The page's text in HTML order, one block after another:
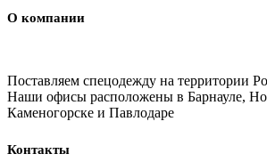
О компании
Поставляем спецодежду на территории
Наши офисы расположены в Барнауле,
Каменогорске и Павлодаре
Контакты